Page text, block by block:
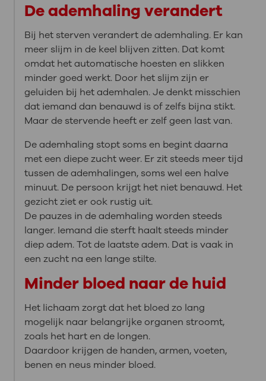
De ademhaling verandert
Bij het sterven verandert de ademhaling. Er kan
meer slijm in de keel blijven zitten. Dat komt
omdat het automatische hoesten en slikken
minder goed werkt. Door het slijm zijn er
geluiden bij het ademhalen. Je denkt misschien
dat iemand dan benauwd is of zelfs bijna stikt.
Maar de stervende heeft er zelf geen last van.
De ademhaling stopt soms en begint daarna
met een diepe zucht weer. Er zit steeds meer tijd
tussen de ademhalingen, soms wel een halve
minuut. De persoon krijgt het niet benauwd. Het
gezicht ziet er ook rustig uit.
De pauzes in de ademhaling worden steeds
langer. Iemand die sterft haalt steeds minder
diep adem. Tot de laatste adem. Dat is vaak in
een zucht na een lange stilte.
Minder bloed naar de huid
Het lichaam zorgt dat het bloed zo lang
mogelijk naar belangrijke organen stroomt,
zoals het hart en de longen.
Daardoor krijgen de handen, armen, voeten,
benen en neus minder bloed.